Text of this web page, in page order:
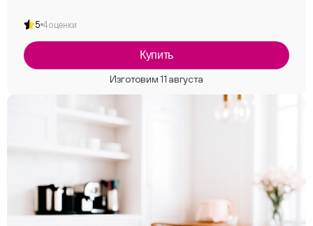
5 4 оценки
Купить